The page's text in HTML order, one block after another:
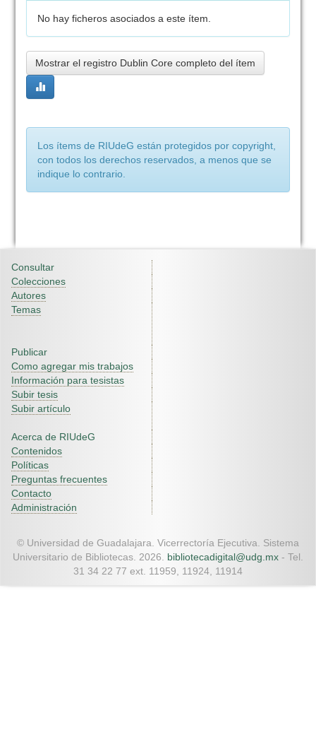
No hay ficheros asociados a este ítem.
Mostrar el registro Dublin Core completo del ítem
Los ítems de RIUdeG están protegidos por copyright,
con todos los derechos reservados, a menos que se
indique lo contrario.
Consultar
Colecciones
Autores
Temas
Publicar
Como agregar mis trabajos
Información para tesistas
Subir tesis
Subir artículo
Acerca de RIUdeG
Contenidos
Políticas
Preguntas frecuentes
Contacto
Administración
© Universidad de Guadalajara. Vicerrectoría Ejecutiva. Sistema
Universitario de Bibliotecas. 2026. bibliotecadigital@udg.mx - Tel.
31 34 22 77 ext. 11959, 11924, 11914